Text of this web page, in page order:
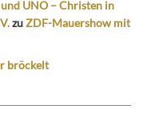
UNO – Christen in
zuZDF-Mauershow mit
bröckelt